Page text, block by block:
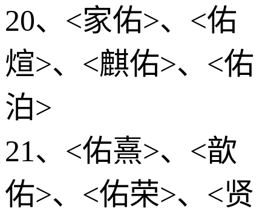
20、<家佑>、<佑
煊>、<麒佑>、<佑
泊>
21、<佑熹>、<歆
佑>、<佑荣>、<贤